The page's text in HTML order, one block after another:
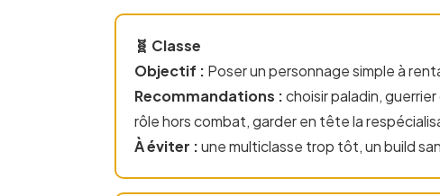
🧬 Classe
Objectif : Poser un personnage simple à
Recommandations :choisir paladin,
rôle hors combat, garder en tête la
À éviter :une multiclasse trop tôt, un build